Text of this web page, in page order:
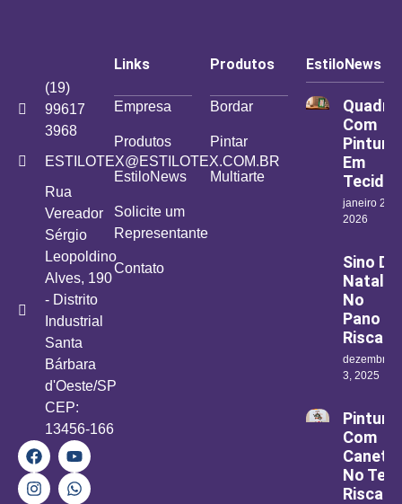
(19)
99617
3968
ESTILOTEX@ESTILOTEX.COM.BR
Rua
Vereador
Sérgio
Leopoldino
Alves, 190
- Distrito
Industrial
Santa
Bárbara
d'Oeste/SP
CEP:
13456-166
Links
Empresa
Produtos
EstiloNews
Solicite um
Representante
Contato
Produtos
Bordar
Pintar
Multiarte
EstiloNews
Quadro
Com
Pintura
Em
Tecido
janeiro 26,
2026
Sino De
Natal
No
Pano
dezembro
3, 2025
Pintura
Com
No